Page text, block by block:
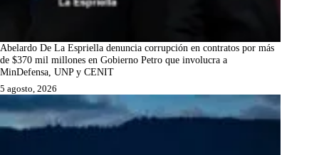
Abelardo De La Espriella denuncia corrupción en contratos por más
de $370 mil millones en Gobierno Petro que involucra a
MinDefensa, UNP y CENIT
5 agosto, 2026